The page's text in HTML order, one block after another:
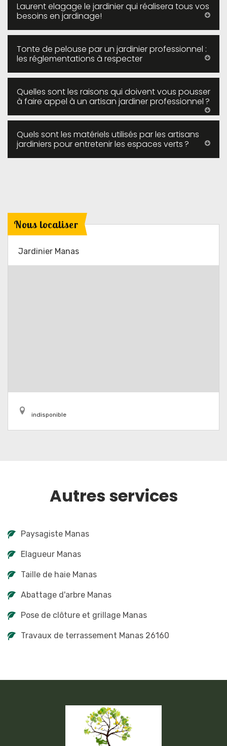
Laurent elagage le jardinier qui réalisera tous vos
besoins en jardinage!
Tonte de pelouse par un jardinier professionnel :
les réglementations à respecter
Quelles sont les raisons qui doivent vous pousser
à faire appel à un artisan jardiner professionnel ?
Quels sont les matériels utilisés par les artisans
jardiniers pour entretenir les espaces verts ?
Nous localiser
Jardinier Manas
indisponible
Autres services
Paysagiste Manas
Elagueur Manas
Taille de haie Manas
Abattage d'arbre Manas
Pose de clôture et grillage Manas
Travaux de terrassement Manas 26160